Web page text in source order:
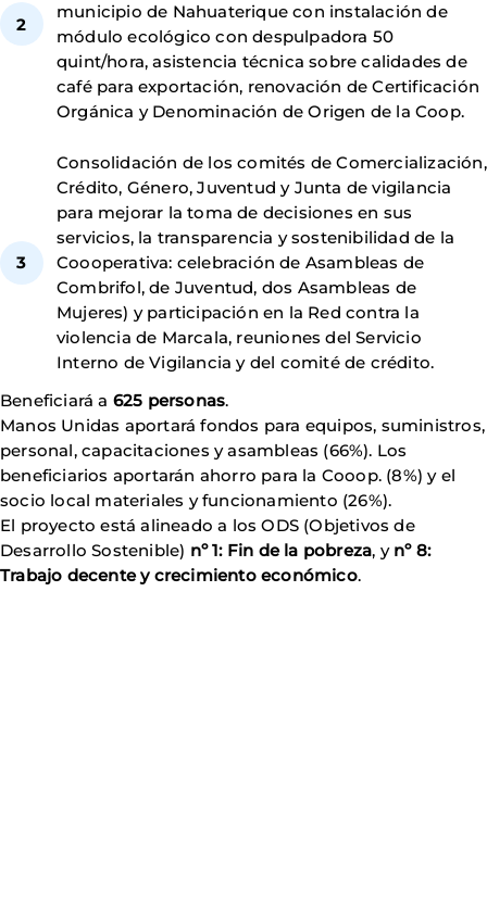
municipio de Nahuaterique con instalación de
módulo ecológico con despulpadora 50
quint/hora, asistencia técnica sobre calidades de
café para exportación, renovación de Certificación
Orgánica y Denominación de Origen de la Coop.
Consolidación de los comités de Comercialización,
Crédito, Género, Juventud y Junta de vigilancia
para mejorar la toma de decisiones en sus
servicios, la transparencia y sostenibilidad de la
Coooperativa: celebración de Asambleas de
Combrifol, de Juventud, dos Asambleas de
Mujeres) y participación en la Red contra la
violencia de Marcala, reuniones del Servicio
Interno de Vigilancia y del comité de crédito.
Beneficiará a 625 personas.
Manos Unidas aportará fondos para equipos, suministros,
personal, capacitaciones y asambleas (66%). Los
beneficiarios aportarán ahorro para la Cooop. (8%) y el
socio local materiales y funcionamiento (26%).
El proyecto está alineado a los ODS (Objetivos de
Desarrollo Sostenible) nº 1: Fin de la pobreza, y nº 8:
Trabajo decente y crecimiento económico.